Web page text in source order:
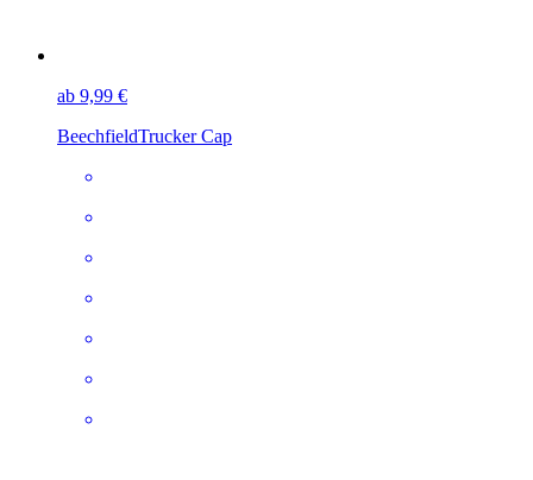
ab 9,99 €
BeechfieldTrucker Cap